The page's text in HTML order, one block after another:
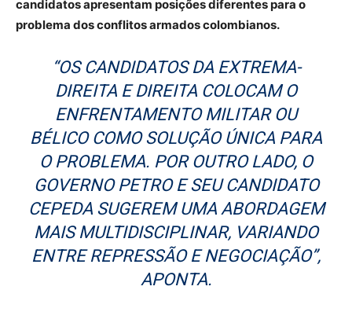
candidatos apresentam posições diferentes para o
problema dos conflitos armados colombianos.
“OS CANDIDATOS DA EXTREMA-
DIREITA E DIREITA COLOCAM O
ENFRENTAMENTO MILITAR OU
BÉLICO COMO SOLUÇÃO ÚNICA PARA
O PROBLEMA. POR OUTRO LADO, O
GOVERNO PETRO E SEU CANDIDATO
CEPEDA SUGEREM UMA ABORDAGEM
MAIS MULTIDISCIPLINAR, VARIANDO
ENTRE REPRESSÃO E NEGOCIAÇÃO”,
APONTA.